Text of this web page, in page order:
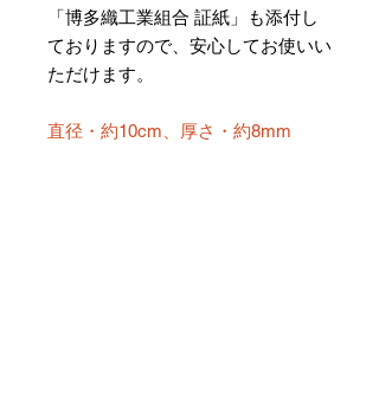
「博多織工業組合 証紙」も添付し
ておりますので、安心してお使いい
ただけます。
直径・約10cm、厚さ・約8mm